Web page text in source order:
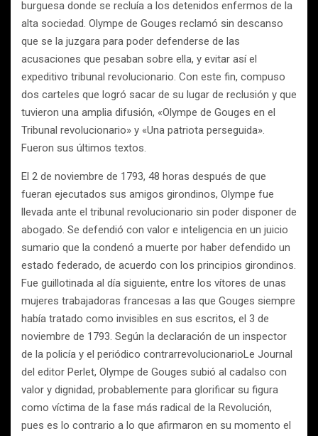
burguesa donde se recluía a los detenidos enfermos de la
alta sociedad. Olympe de Gouges reclamó sin descanso
que se la juzgara para poder defenderse de las
acusaciones que pesaban sobre ella, y evitar así el
expeditivo tribunal revolucionario. Con este fin, compuso
dos carteles que logró sacar de su lugar de reclusión y que
tuvieron una amplia difusión, «Olympe de Gouges en el
Tribunal revolucionario» y «Una patriota perseguida».
Fueron sus últimos textos.
El 2 de noviembre de 1793, 48 horas después de que
fueran ejecutados sus amigos girondinos, Olympe fue
llevada ante el tribunal revolucionario sin poder disponer de
abogado. Se defendió con valor e inteligencia en un juicio
sumario que la condenó a muerte por haber defendido un
estado federado, de acuerdo con los principios girondinos.
Fue guillotinada al día siguiente, entre los vítores de unas
mujeres trabajadoras francesas a las que Gouges siempre
había tratado como invisibles en sus escritos, el 3 de
noviembre de 1793. Según la declaración de un inspector
de la policía y el periódico contrarrevolucionarioLe Journal
del editor Perlet, Olympe de Gouges subió al cadalso con
valor y dignidad, probablemente para glorificar su figura
como víctima de la fase más radical de la Revolución,
pues es lo contrario a lo que afirmaron en su momento el